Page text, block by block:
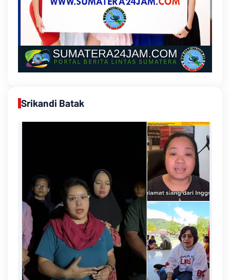
Srikandi Batak